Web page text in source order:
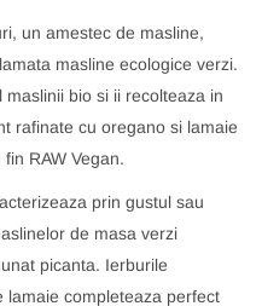
un amestec de masline,
masline ecologice verzi.
bio si ii recolteaza in
rafinate cu oregano si lamaie
RAW Vegan.
prin gustul sau
de masa verzi
picanta. Ierburile
lamaie completeaza perfect